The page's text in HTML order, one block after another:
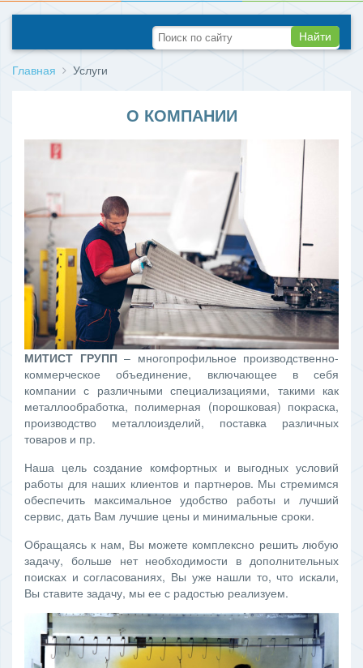
Найти
Главная Услуги
О КОМПАНИИ
МИТИСТ ГРУПП – многопрофильное производственно-
коммерческое объединение, включающее в себя
компании с различными специализациями, такими как
металлообработка, полимерная (порошковая) покраска,
производство металлоизделий, поставка различных
товаров и пр.
Наша цель создание комфортных и выгодных условий
работы для наших клиентов и партнеров. Мы стремимся
обеспечить максимальное удобство работы и лучший
сервис, дать Вам лучшие цены и минимальные сроки.
Обращаясь к нам, Вы можете комплексно решить любую
задачу, больше нет необходимости в дополнительных
поисках и согласованиях, Вы уже нашли то, что искали,
Вы ставите задачу, мы ее с радостью реализуем.